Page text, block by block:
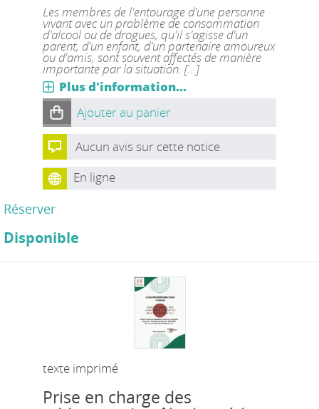
Les membres de l'entourage d'une personne
vivant avec un problème de consommation
d'alcool ou de drogues, qu'il s'agisse d'un
parent, d'un enfant, d'un partenaire amoureux
ou d'amis, sont souvent affectés de manière
importante par la situation. [...]
Plus d'information...
Ajouter au panier
Aucun avis sur cette notice.
En ligne
Réserver
Disponible
texte imprimé
Prise en charge des